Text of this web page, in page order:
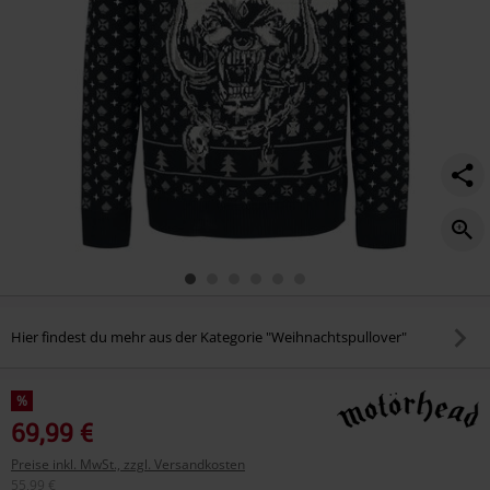
Hier findest du mehr aus der Kategorie "Weihnachtspullover"
%
69,99 €
Preise inkl. MwSt., zzgl. Versandkosten
55,99 €